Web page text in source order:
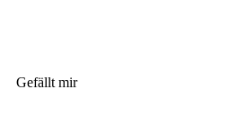
Gefällt mir